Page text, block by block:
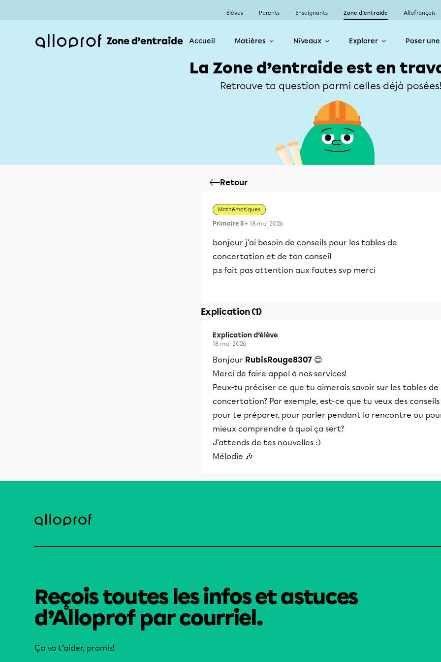
Élèves Parents Enseignants Zone d’entraide Allofrançais
Zone d’entraide Accueil Matières Niveaux Explorer Poser
La Zone d’entraide est en
Retrouve ta question parmi celles déjà
Retour
Mathématiques
Primaire 5 • 18 mai 2026
bonjour j'ai besoin de conseils pour les tables de
concertation et de ton conseil
p.s fait pas attention aux fautes svp merci
Explication (1)
Explication d’élève
18 mai 2026
Bonjour RubisRouge8307 😊
Merci de faire appel à nos services!
Peux-tu préciser ce que tu aimerais savoir sur les tables de
concertation? Par exemple, est-ce que tu veux des conseils
pour te préparer, pour parler pendant la rencontre ou
mieux comprendre à quoi ça sert?
J'attends de tes nouvelles :)
Mélodie 🎶
Reçois toutes les infos et astuces
d’Alloprof par courriel.
Ça va t’aider, promis!